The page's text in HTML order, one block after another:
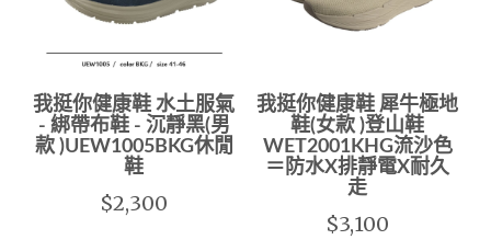
我挺你健康鞋 水土服氣
- 綁帶布鞋 - 沉靜黑(男
款 )UEW1005BKG休閒
鞋
$2,300
我挺你健康鞋 犀牛極地
鞋(女款 )登山鞋
WET2001KHG流沙色
＝防水X排靜電X耐久
走
$3,100